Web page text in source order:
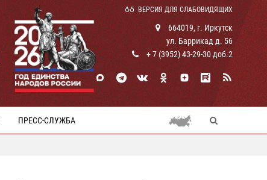
ВЕРСИЯ ДЛЯ СЛАБОВИДЯЩИХ
664019, г. Иркутск
ул. Баррикад д. 56
+ 7 (3952) 43-29-30 доб.2
ПРЕСС-СЛУЖБА